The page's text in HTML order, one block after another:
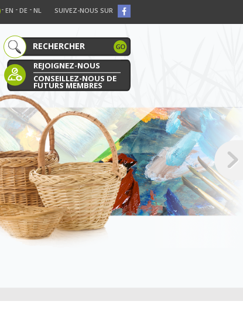
SUIVEZ-NOUS SUR
- EN - DE - NL
REJOIGNEZ-NOUS
CONSEILLEZ-NOUS DE
FUTURS MEMBRES